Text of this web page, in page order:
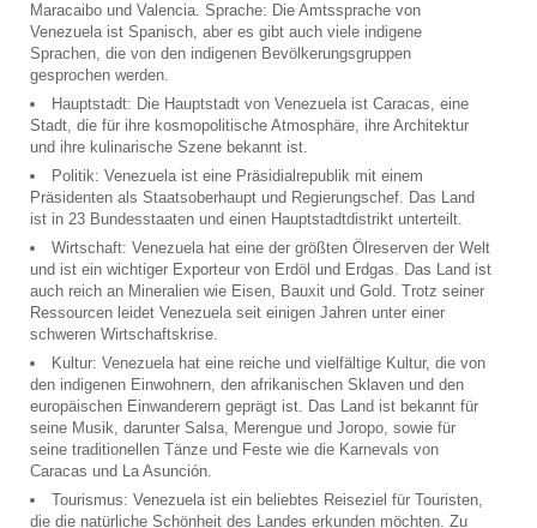
Maracaibo und Valencia. Sprache: Die Amtssprache von
Venezuela ist Spanisch, aber es gibt auch viele indigene
Sprachen, die von den indigenen Bevölkerungsgruppen
gesprochen werden.
Hauptstadt: Die Hauptstadt von Venezuela ist Caracas, eine
Stadt, die für ihre kosmopolitische Atmosphäre, ihre Architektur
und ihre kulinarische Szene bekannt ist.
Politik: Venezuela ist eine Präsidialrepublik mit einem
Präsidenten als Staatsoberhaupt und Regierungschef. Das Land
ist in 23 Bundesstaaten und einen Hauptstadtdistrikt unterteilt.
Wirtschaft: Venezuela hat eine der größten Ölreserven der Welt
und ist ein wichtiger Exporteur von Erdöl und Erdgas. Das Land ist
auch reich an Mineralien wie Eisen, Bauxit und Gold. Trotz seiner
Ressourcen leidet Venezuela seit einigen Jahren unter einer
schweren Wirtschaftskrise.
Kultur: Venezuela hat eine reiche und vielfältige Kultur, die von
den indigenen Einwohnern, den afrikanischen Sklaven und den
europäischen Einwanderern geprägt ist. Das Land ist bekannt für
seine Musik, darunter Salsa, Merengue und Joropo, sowie für
seine traditionellen Tänze und Feste wie die Karnevals von
Caracas und La Asunción.
Tourismus: Venezuela ist ein beliebtes Reiseziel für Touristen,
die die natürliche Schönheit des Landes erkunden möchten. Zu